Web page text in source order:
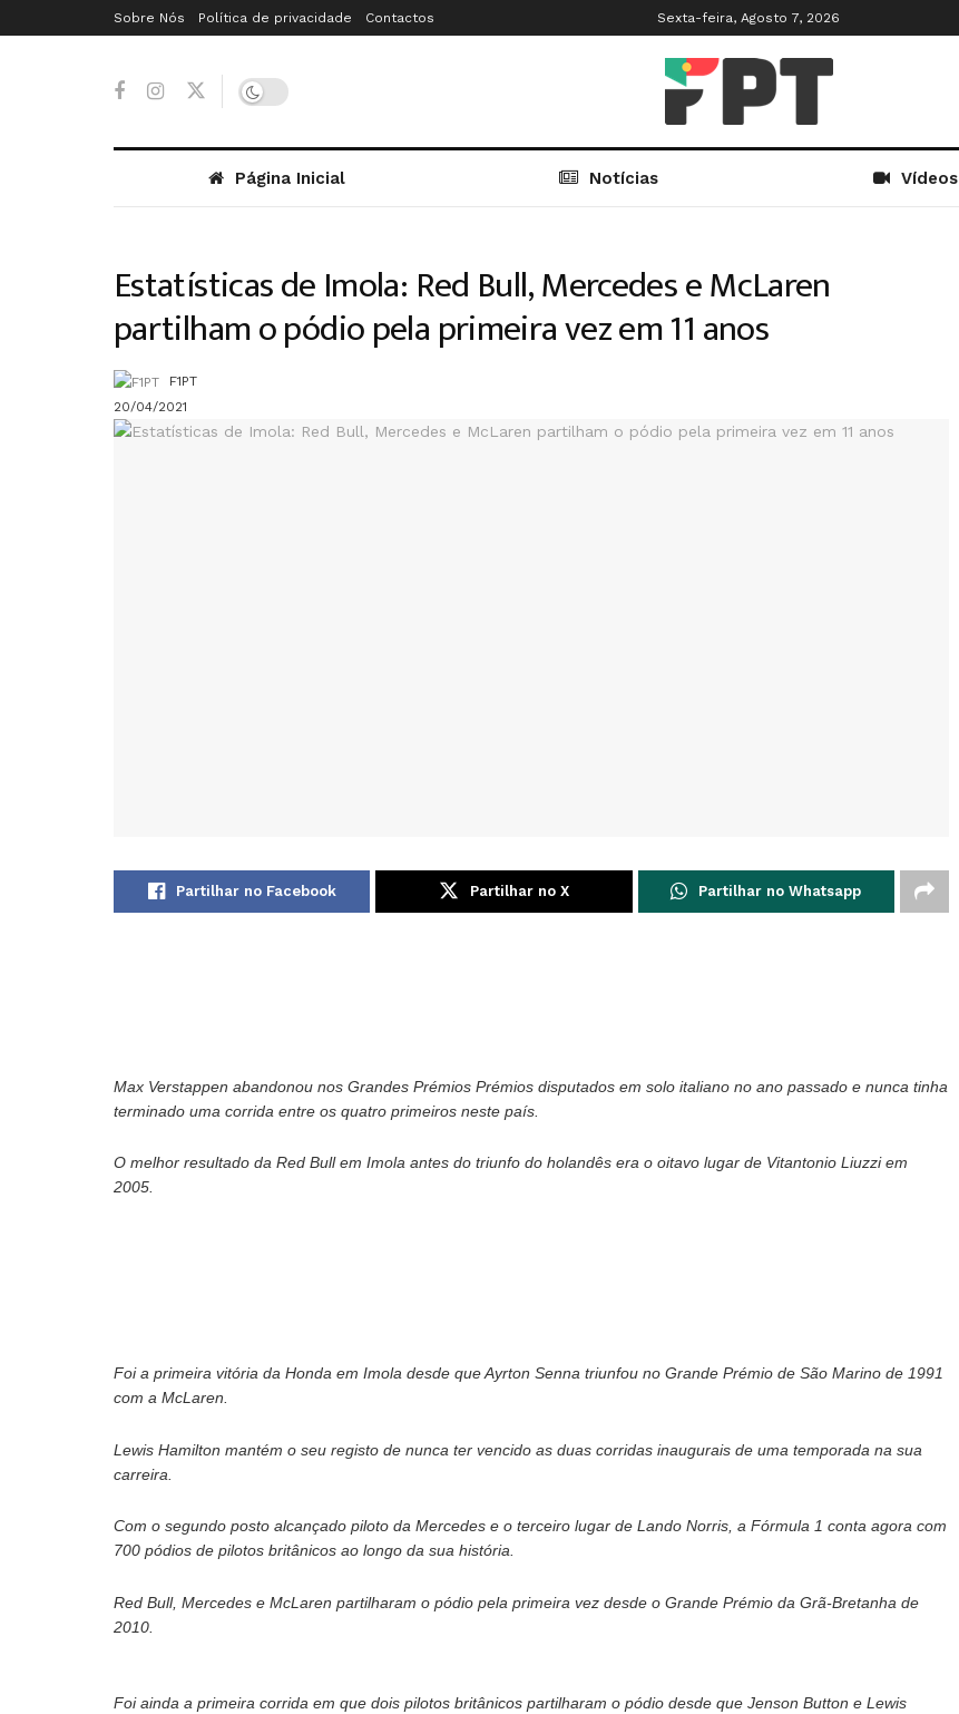
Sobre Nós Política de privacidade Contactos Sexta-feira, Agosto 7, 2026
Página Inicial Notícias Vídeos
Estatísticas de Imola: Red Bull, Mercedes e McLaren
partilham o pódio pela primeira vez em 11 anos
F1PT
20/04/2021
Partilhar no Facebook Partilhar no X Partilhar no Whatsapp
Max Verstappen abandonou nos Grandes Prémios Prémios disputados em solo italiano no ano passado e nunca tinha
terminado uma corrida entre os quatro primeiros neste país.
O melhor resultado da Red Bull em Imola antes do triunfo do holandês era o oitavo lugar de Vitantonio Liuzzi em
2005.
Foi a primeira vitória da Honda em Imola desde que Ayrton Senna triunfou no Grande Prémio de São Marino de 1991
com a McLaren.
Lewis Hamilton mantém o seu registo de nunca ter vencido as duas corridas inaugurais de uma temporada na sua
carreira.
Com o segundo posto alcançado piloto da Mercedes e o terceiro lugar de Lando Norris, a Fórmula 1 conta agora com
700 pódios de pilotos britânicos ao longo da sua história.
Red Bull, Mercedes e McLaren partilharam o pódio pela primeira vez desde o Grande Prémio da Grã-Bretanha de
2010.
Foi ainda a primeira corrida em que dois pilotos britânicos partilharam o pódio desde que Jenson Button e Lewis